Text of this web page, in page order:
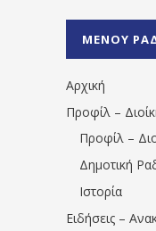
ΜΕΝΟΥ
Αρχική
Προφίλ –
Προφίλ –
Δημοτική
Ιστορία
Ειδήσεις –